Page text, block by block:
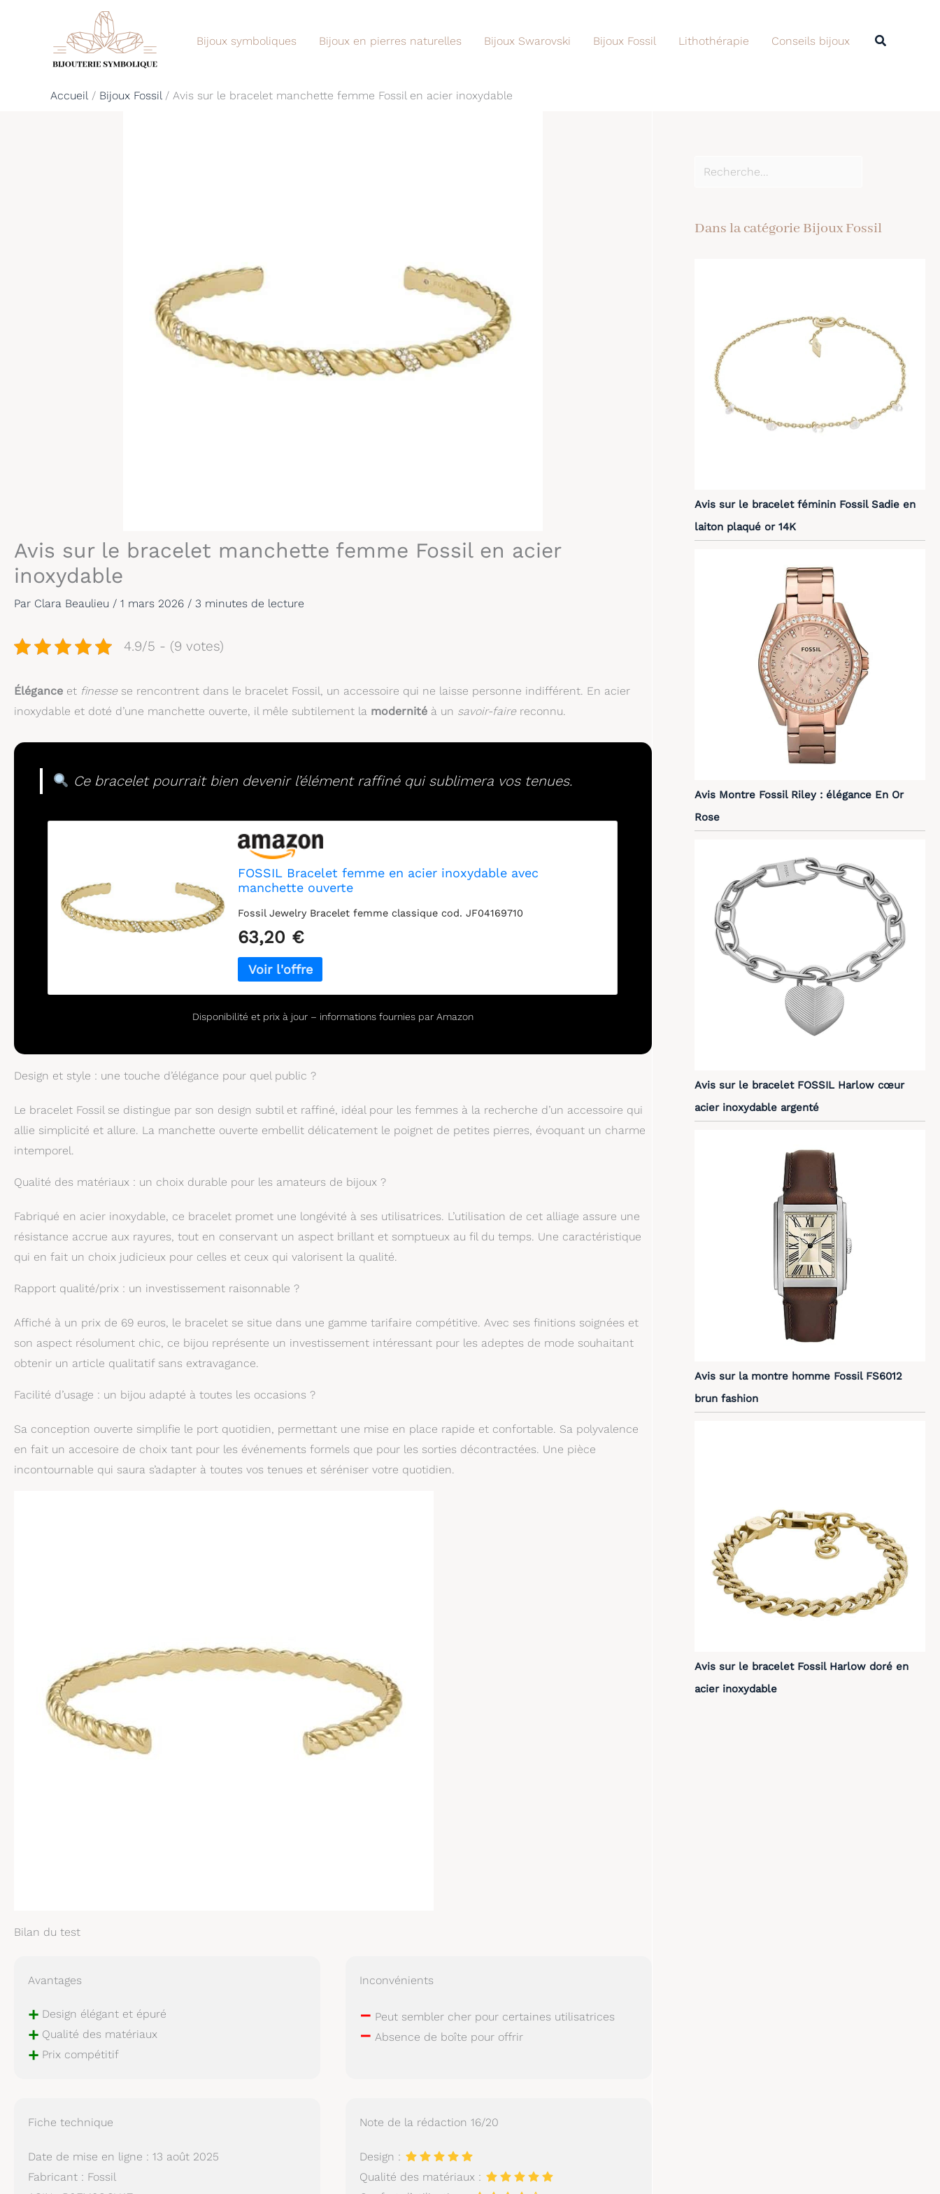
Bijoux symboliques Bijoux en pierres naturelles Bijoux Swarovski Bijoux Fossil Lithothérapie Conseils bijoux
Accueil Bijoux Fossil Avis sur le bracelet manchette femme Fossil en acier inoxydable
Avis sur le bracelet manchette femme Fossil en acier
inoxydable
Par Clara Beaulieu / 1 mars 2026 / 3 minutes de lecture
4.9/5 - (9 votes)
Élégance et finessese rencontrent dans le bracelet Fossil, un accessoire qui ne laisse personne indifférent. En acier
inoxydable et doté d’une manchette ouverte, il mêle subtilement la modernité à un savoir-fairereconnu.
Ce bracelet pourrait bien devenir l’élément raffiné qui sublimera vos tenues.
FOSSIL Bracelet femme en acier inoxydable avec
manchette ouverte
Fossil Jewelry Bracelet femme classique cod. JF04169710
63,20 €
Disponibilité et prix à jour – informations fournies par Amazon
Design et style : une touche d’élégance pour quel public ?
Le bracelet Fossil se distingue par son design subtil et raffiné, idéal pour les femmes à la recherche d’un accessoire qui
allie simplicité et allure. La manchette ouverte embellit délicatement le poignet de petites pierres, évoquant un charme
intemporel.
Qualité des matériaux : un choix durable pour les amateurs de bijoux ?
Fabriqué en acier inoxydable, ce bracelet promet une longévité à ses utilisatrices. L’utilisation de cet alliage assure une
résistance accrue aux rayures, tout en conservant un aspect brillant et somptueux au fil du temps. Une caractéristique
qui en fait un choix judicieux pour celles et ceux qui valorisent la qualité.
Rapport qualité/prix : un investissement raisonnable ?
Affiché à un prix de 69 euros, le bracelet se situe dans une gamme tarifaire compétitive. Avec ses finitions soignées et
son aspect résolument chic, ce bijou représente un investissement intéressant pour les adeptes de mode souhaitant
obtenir un article qualitatif sans extravagance.
Facilité d’usage : un bijou adapté à toutes les occasions ?
Sa conception ouverte simplifie le port quotidien, permettant une mise en place rapide et confortable. Sa polyvalence
en fait un accesoire de choix tant pour les événements formels que pour les sorties décontractées. Une pièce
incontournable qui saura s’adapter à toutes vos tenues et séréniser votre quotidien.
Bilan du test
Avantages
+ Design élégant et épuré
+ Qualité des matériaux
+ Prix compétitif
Inconvénients
– Peut sembler cher pour certaines utilisatrices
– Absence de boîte pour offrir
Fiche technique
Date de mise en ligne : 13 août 2025
Fabricant : Fossil
Note de la rédaction 16/20
Design :
Qualité des matériaux :
Dans la catégorie Bijoux Fossil
Avis sur le bracelet féminin Fossil Sadie en
laiton plaqué or 14K
Avis Montre Fossil Riley : élégance En Or
Rose
Avis sur le bracelet FOSSIL Harlow cœur
acier inoxydable argenté
Avis sur la montre homme Fossil FS6012
brun fashion
Avis sur le bracelet Fossil Harlow doré en
acier inoxydable